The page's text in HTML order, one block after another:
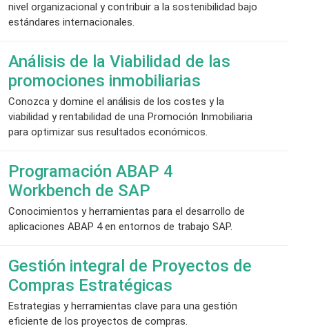
nivel organizacional y contribuir a la sostenibilidad bajo
estándares internacionales.
Análisis de la Viabilidad de las
promociones inmobiliarias
Conozca y domine el análisis de los costes y la
viabilidad y rentabilidad de una Promoción Inmobiliaria
para optimizar sus resultados económicos.
Programación ABAP 4
Workbench de SAP
Conocimientos y herramientas para el desarrollo de
aplicaciones ABAP 4 en entornos de trabajo SAP.
Gestión integral de Proyectos de
Compras Estratégicas
Estrategias y herramientas clave para una gestión
eficiente de los proyectos de compras.